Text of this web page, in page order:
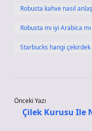
Robusta kahve nasıl
Robusta mı iyi Arabica mı
Starbucks hangi çekirdek
Önceki Yazı
Çilek Kurusu Ile